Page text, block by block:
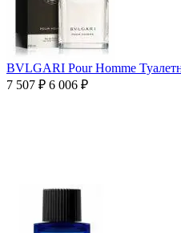
BVLGARI Pour Homme
7 507 ₽ 6 006 ₽